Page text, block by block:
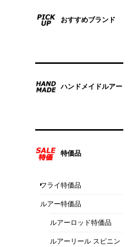
おすすめブランド
ハンドメイドルアー
特価品
フライ特価品
ルアー特価品
ルアーロッド特価品
ルアーリール スピニン